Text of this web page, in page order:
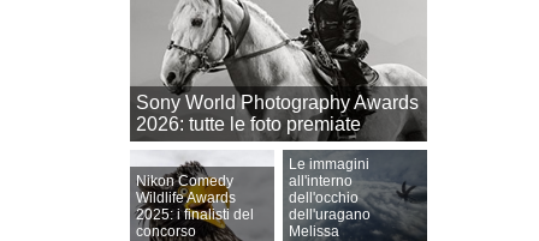
Sony World Photography Awards
2026: tutte le foto premiate
Nikon Comedy
Wildlife Awards
2025: i finalisti del
concorso
Le immagini
all'interno
dell'occhio
dell'uragano
Melissa